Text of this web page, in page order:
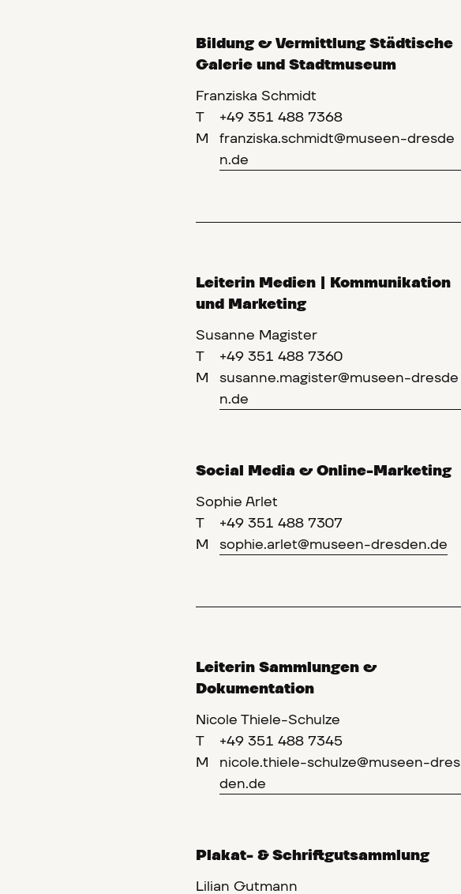
Bildung & Vermittlung Städtische
Galerie und Stadtmuseum
Franziska Schmidt
T
+49 351 488 7368
M
franziska.schmidt@museen-dresde
n.de
Leiterin Medien | Kommunikation
und Marketing
Susanne Magister
T
+49 351 488 7360
M
susanne.magister@museen-dresde
n.de
Social Media & Online-Marketing
Sophie Arlet
T
+49 351 488 7307
M
sophie.arlet@museen-dresden.de
Leiterin Sammlungen &
Dokumentation
Nicole Thiele-Schulze
T
+49 351 488 7345
M
nicole.thiele-schulze@museen-dres
den.de
Plakat- & Schriftgutsammlung
Lilian Gutmann